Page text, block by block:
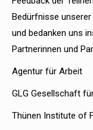
Bedürfnisse
und bedanken uns
Partnerinnen und
Agentur für Arbeit
GLG Gesellschaft
Thünen Institute of